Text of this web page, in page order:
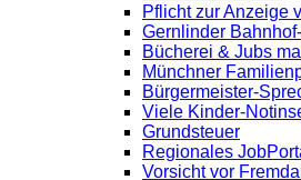
Pflicht zur Anzeige
Gernlinder
Bücherei & Jubs
Münchner
Bürgermeister-
Viele Kinder-
Grundsteuer
Regionales
Vorsicht vor